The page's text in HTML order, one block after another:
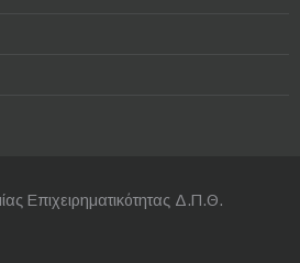
Επιχειρηματικότητας Δ.Π.Θ.